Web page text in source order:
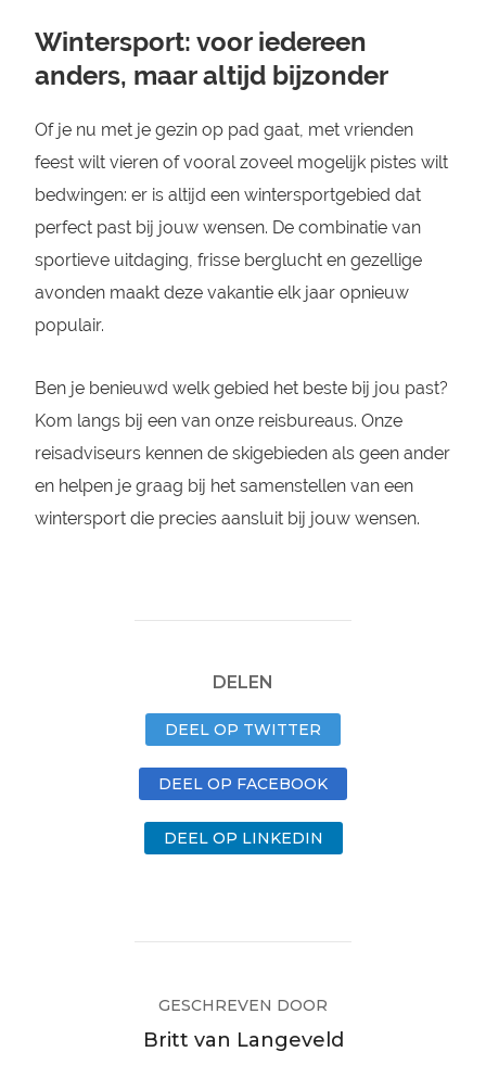
Wintersport: voor iedereen
anders, maar altijd bijzonder
Of je nu met je gezin op pad gaat, met vrienden
feest wilt vieren of vooral zoveel mogelijk pistes wilt
bedwingen: er is altijd een wintersportgebied dat
perfect past bij jouw wensen. De combinatie van
sportieve uitdaging, frisse berglucht en gezellige
avonden maakt deze vakantie elk jaar opnieuw
populair.
Ben je benieuwd welk gebied het beste bij jou past?
Kom langs bij een van onze reisbureaus. Onze
reisadviseurs kennen de skigebieden als geen ander
en helpen je graag bij het samenstellen van een
wintersport die precies aansluit bij jouw wensen.
DELEN
DEEL OP TWITTER
DEEL OP FACEBOOK
DEEL OP LINKEDIN
GESCHREVEN DOOR
Britt van Langeveld